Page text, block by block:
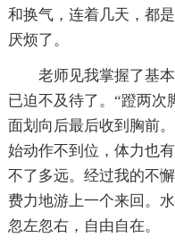
和换气，连着几天，都
厌烦了。
老师见我掌握了基
已迫不及待了。“蹬两次
面划向后最后收到胸前
始动作不到位，体力也
不了多远。经过我的不
费力地游上一个来回。
忽左忽右，自由自在。